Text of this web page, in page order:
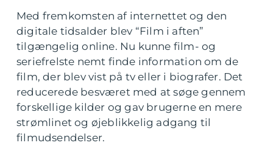
Med fremkomsten af internettet og den
digitale tidsalder blev “Film i aften”
tilgængelig online. Nu kunne film- og
seriefrelste nemt finde information om de
film, der blev vist på tv eller i biografer. Det
reducerede besværet med at søge gennem
forskellige kilder og gav brugerne en mere
strømlinet og øjeblikkelig adgang til
filmudsendelser.